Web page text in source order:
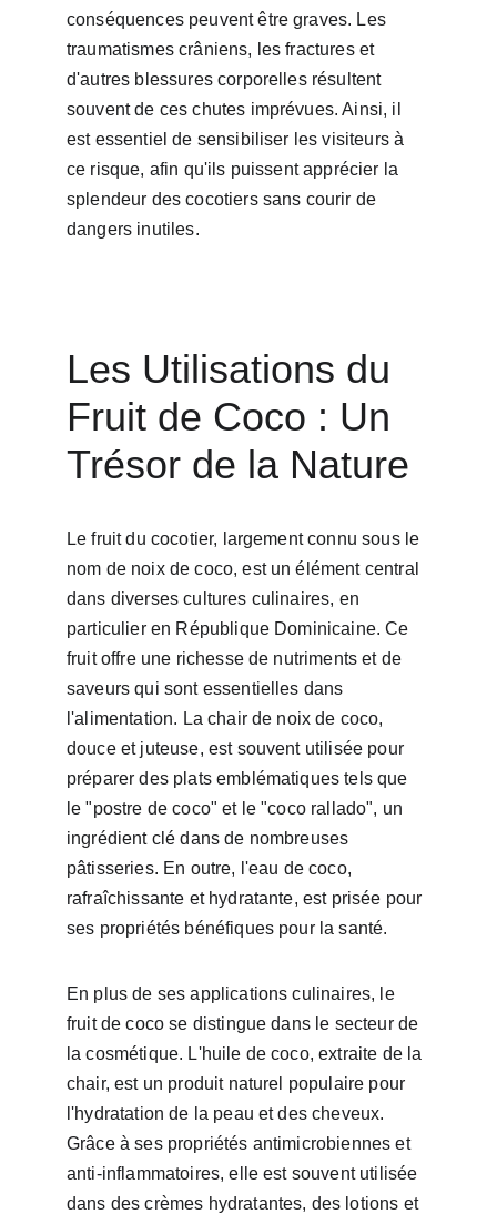
conséquences peuvent être graves. Les
traumatismes crâniens, les fractures et
d'autres blessures corporelles résultent
souvent de ces chutes imprévues. Ainsi, il
est essentiel de sensibiliser les visiteurs à
ce risque, afin qu'ils puissent apprécier la
splendeur des cocotiers sans courir de
dangers inutiles.
Les Utilisations du
Fruit de Coco : Un
Trésor de la Nature
Le fruit du cocotier, largement connu sous le
nom de noix de coco, est un élément central
dans diverses cultures culinaires, en
particulier en République Dominicaine. Ce
fruit offre une richesse de nutriments et de
saveurs qui sont essentielles dans
l'alimentation. La chair de noix de coco,
douce et juteuse, est souvent utilisée pour
préparer des plats emblématiques tels que
le "postre de coco" et le "coco rallado", un
ingrédient clé dans de nombreuses
pâtisseries. En outre, l'eau de coco,
rafraîchissante et hydratante, est prisée pour
ses propriétés bénéfiques pour la santé.
En plus de ses applications culinaires, le
fruit de coco se distingue dans le secteur de
la cosmétique. L'huile de coco, extraite de la
chair, est un produit naturel populaire pour
l'hydratation de la peau et des cheveux.
Grâce à ses propriétés antimicrobiennes et
anti-inflammatoires, elle est souvent utilisée
dans des crèmes hydratantes, des lotions et